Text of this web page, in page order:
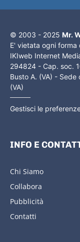
© 2003 - 2025 Mr.
E' vietata ogni
IKIweb Internet
294824 - Cap. soc.
Busto A. (VA) -
(VA)
Gestisci le
INFO E
Chi Siamo
Collabora
Pubblicità
Contatti